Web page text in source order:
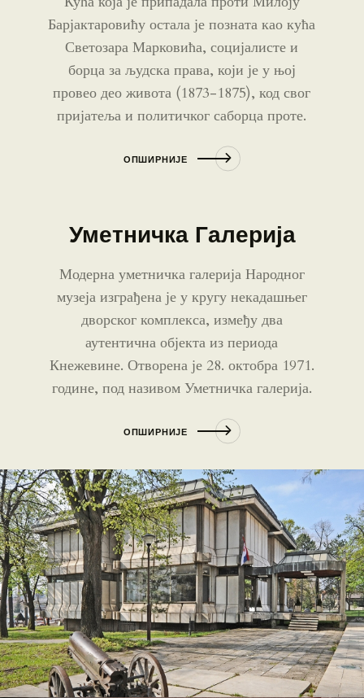
Барјактаровићу остала је позната као кућа
Светозара Марковића, социјалисте и
борца за људска права, који је у њој
провео део живота (1873-1875), код свог
пријатеља и политичког саборца проте.
ОПШИРНИЈЕ
Уметничка Галерија
Модерна уметничка галерија Народног
музеја изграђена је у кругу некадашњег
дворског комплекса, између два
аутентична објекта из периода
Кнежевине. Отворена је 28. октобра 1971.
године, под називом Уметничка галерија.
ОПШИРНИЈЕ